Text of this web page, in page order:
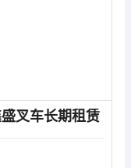
叉车长期租赁